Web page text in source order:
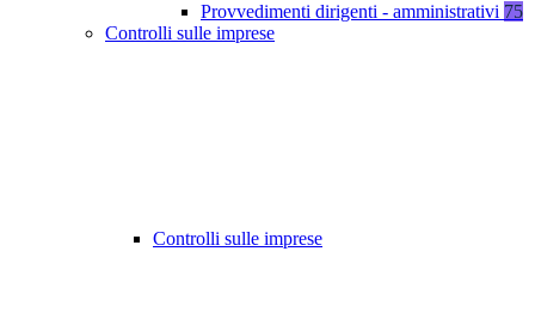
Provvedimenti dirigenti - amministrativi 75
Controlli sulle imprese
Controlli sulle imprese